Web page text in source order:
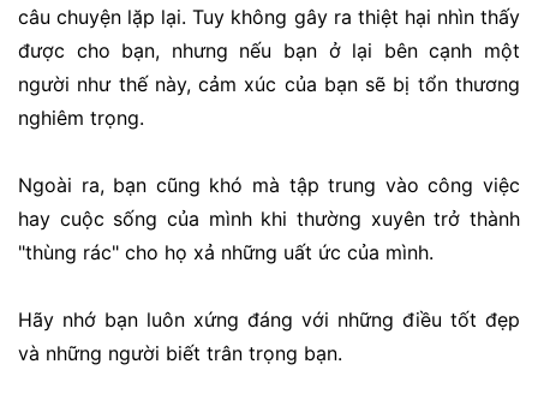
câu chuyện lặp lại. Tuy không gây ra thiệt hại nhìn thấy
được cho bạn, nhưng nếu bạn ở lại bên cạnh một
người như thế này, cảm xúc của bạn sẽ bị tổn thương
nghiêm trọng.
Ngoài ra, bạn cũng khó mà tập trung vào công việc
hay cuộc sống của mình khi thường xuyên trở thành
"thùng rác" cho họ xả những uất ức của mình.
Hãy nhớ bạn luôn xứng đáng với những điều tốt đẹp
và những người biết trân trọng bạn.